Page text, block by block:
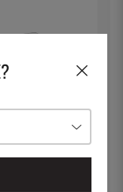
makaronu z pokrywką
5 l - Patina